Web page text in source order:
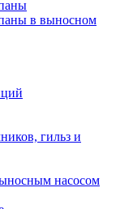
в выносном
гильз и
насосом